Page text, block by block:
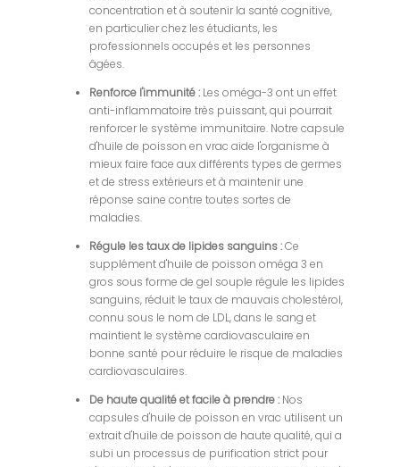
concentration et à soutenir la santé cognitive,
en particulier chez les étudiants, les
professionnels occupés et les personnes
âgées.
Renforce l'immunité : Les oméga-3 ont un effet
anti-inflammatoire très puissant, qui pourrait
renforcer le système immunitaire. Notre capsule
d'huile de poisson en vrac aide l'organisme à
mieux faire face aux différents types de germes
et de stress extérieurs et à maintenir une
réponse saine contre toutes sortes de
maladies.
Régule les taux de lipides sanguins :Ce
supplément d'huile de poisson oméga 3 en
gros sous forme de gel souple régule les lipides
sanguins, réduit le taux de mauvais cholestérol,
connu sous le nom de LDL, dans le sang et
maintient le système cardiovasculaire en
bonne santé pour réduire le risque de maladies
cardiovasculaires.
De haute qualité et facile à prendre : Nos
capsules d'huile de poisson en vrac utilisent un
extrait d'huile de poisson de haute qualité, qui a
subi un processus de purification strict pour